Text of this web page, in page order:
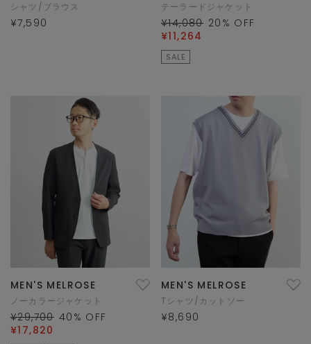
シャツ/ブラウス
¥7,590
テーラードジャケット
¥14,080 20 % OFF
¥11,264
SALE
MEN'S MELROSE
ノーカラージャケット
¥29,700 40 % OFF
¥17,820
MEN'S MELROSE
Tシャツ/カットソー
¥8,690